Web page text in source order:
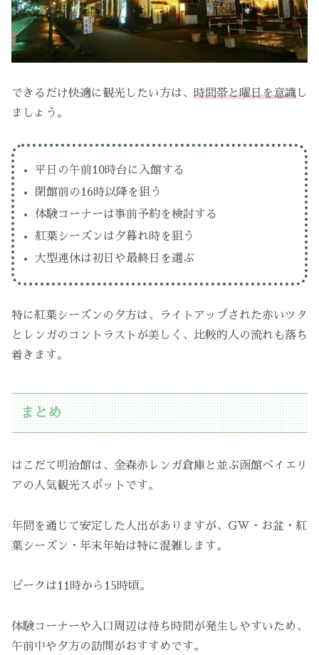
できるだけ快適に観光したい方は、 時間帯と曜日を意識 し
ましょう。
平日の午前10時台に入館する
閉館前の16時以降を狙う
体験コーナーは事前予約を検討する
紅葉シーズンは夕暮れ時を狙う
大型連休は初日や最終日を選ぶ
特に紅葉シーズンの夕方は、ライトアップされた赤いツタ
とレンガのコントラストが美しく、比較的人の流れも落ち
着きます。
まとめ
はこだて明治館は、金森赤レンガ倉庫と並ぶ函館ベイエリ
アの人気観光スポットです。
年間を通じて安定した人出がありますが、GW・お盆・紅
葉シーズン・年末年始は特に混雑します。
ピークは11時から15時頃。
体験コーナーや入口周辺は待ち時間が発生しやすいため、
午前中や夕方の訪問がおすすめです。